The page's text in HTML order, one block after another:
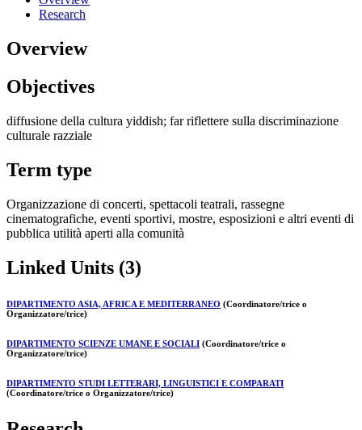
Research
Overview
Objectives
diffusione della cultura yiddish; far riflettere sulla discriminazione
culturale razziale
Term type
Organizzazione di concerti, spettacoli teatrali, rassegne
cinematografiche, eventi sportivi, mostre, esposizioni e altri eventi di
pubblica utilità aperti alla comunità
Linked Units (3)
DIPARTIMENTO ASIA, AFRICA E MEDITERRANEO (Coordinatore/trice o
Organizzatore/trice)
DIPARTIMENTO SCIENZE UMANE E SOCIALI (Coordinatore/trice o
Organizzatore/trice)
DIPARTIMENTO STUDI LETTERARI, LINGUISTICI E COMPARATI
(Coordinatore/trice o Organizzatore/trice)